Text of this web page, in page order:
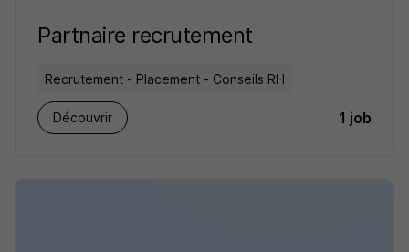
Partnaire recrutement
Recrutement - Placement - Conseils RH
Découvrir 1 job